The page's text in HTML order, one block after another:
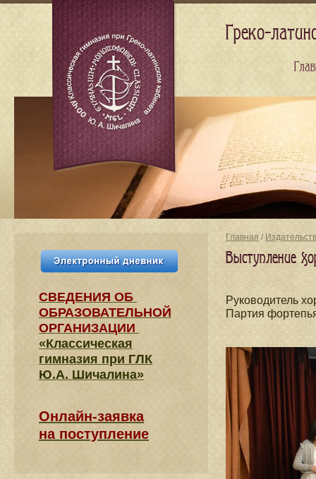
Главная /
Выступление
Руководитель
Партия
СВЕДЕНИЯ​ ОБ
ОБРАЗОВАТЕЛЬНОЙ
ОРГАНИЗАЦИИ
«Классическая
гимназия при ГЛК
Ю.А. Шичалина»
Онлайн-заявка
на поступление
Греко-